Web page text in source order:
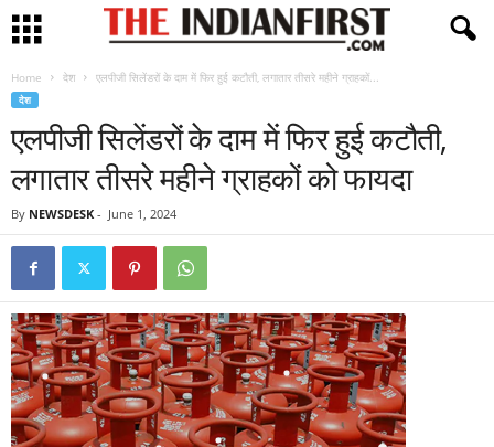
Home देश एलपीजी सिलेंडरों के दाम में फिर हुई कटौती, लगातार तीसरे महीने ग्राहकों...
देश
एलपीजी सिलेंडरों के दाम में फिर हुई कटौती,
लगातार तीसरे महीने ग्राहकों को फायदा
By NEWSDESK - June 1, 2024